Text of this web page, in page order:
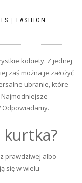
| FASHION
kobiety. Z jednej
zaś można je założyć
ubranie, które
kurtka?
prawdziwej albo
się w wielu